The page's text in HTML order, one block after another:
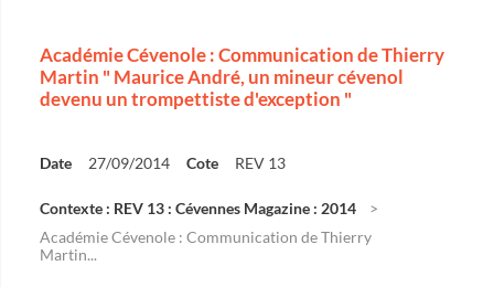
Académie Cévenole : Communication de Thierry
Martin " Maurice André, un mineur cévenol
devenu un trompettiste d'exception "
Date 27/09/2014 Cote REV 13
Contexte : REV 13 : Cévennes Magazine : 2014
Académie Cévenole : Communication de Thierry
Martin...